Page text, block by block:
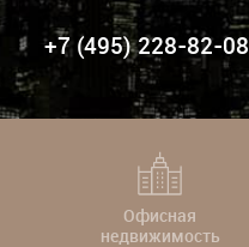
+7 (495) 228-82-08
Офисная
недвижимость